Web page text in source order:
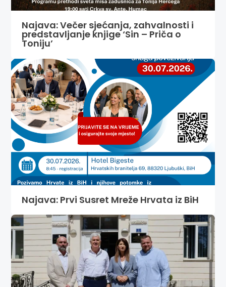
Najava: Večer sjećanja, zahvalnosti i
predstavljanje knjige ‘Sin – Priča o
Toniju’
Najava: Prvi Susret Mreže Hrvata iz BiH